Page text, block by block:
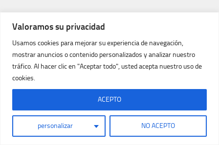
Valoramos su privacidad
Usamos cookies para mejorar su experiencia de navegación,
mostrar anuncios o contenido personalizados y analizar nuestro
tráfico. Al hacer clic en "Aceptar todo", usted acepta nuestro uso de
cookies.
personalizar NO ACEPTO
ACEPTO
MÁS